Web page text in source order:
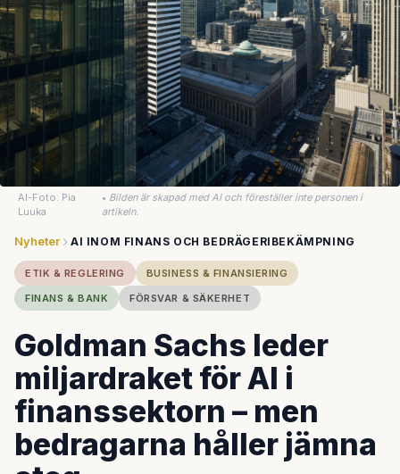
AI-Foto: Pia
Luuka
• Bilden är skapad med AI och föreställer inte personen i
artikeln.
Nyheter AI INOM FINANS OCH BEDRÄGERIBEKÄMPNING
ETIK & REGLERING
BUSINESS & FINANSIERING
FINANS & BANK
FÖRSVAR & SÄKERHET
Goldman Sachs leder
miljardraket för AI i
finanssektorn – men
bedragarna håller jämna